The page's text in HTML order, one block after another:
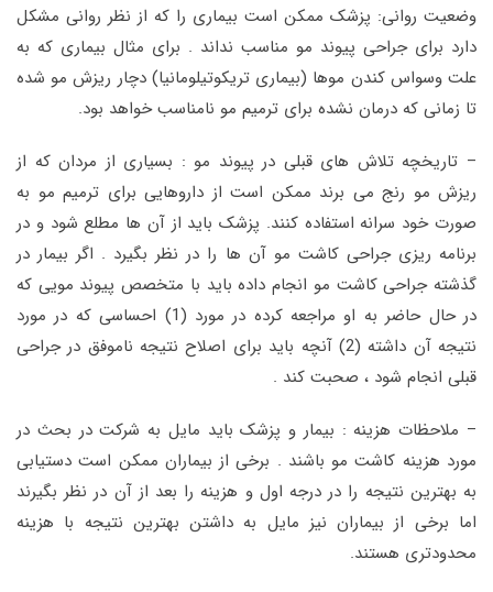
وضعیت روانی: پزشک ممکن است بیماری را که از نظر روانی مشکل
دارد برای جراحی پیوند مو مناسب نداند . برای مثال بیماری که به
علت وسواس کندن موها (بیماری تریکوتیلومانیا) دچار ریزش مو شده
تا زمانی که درمان نشده برای ترمیم مو نامناسب خواهد بود.
– تاریخچه تلاش های قبلی در پیوند مو : بسیاری از مردان که از
ریزش مو رنج می برند ممکن است از داروهایی برای ترمیم مو به
صورت خود سرانه استفاده کنند. پزشک باید از آن ها مطلع شود و در
برنامه ریزی جراحی کاشت مو آن ها را در نظر بگیرد . اگر بیمار در
گذشته جراحی کاشت مو انجام داده باید با متخصص پیوند مویی که
در حال حاضر به او مراجعه کرده در مورد (1) احساسی که در مورد
نتیجه آن داشته (2) آنچه باید برای اصلاح نتیجه ناموفق در جراحی
قبلی انجام شود ، صحبت کند .
– ملاحظات هزینه : بیمار و پزشک باید مایل به شرکت در بحث در
مورد هزینه کاشت مو باشند . برخی از بیماران ممکن است دستیابی
به بهترین نتیجه را در درجه اول و هزینه را بعد از آن در نظر بگیرند
اما برخی از بیماران نیز مایل به داشتن بهترین نتیجه با هزینه
محدودتری هستند.